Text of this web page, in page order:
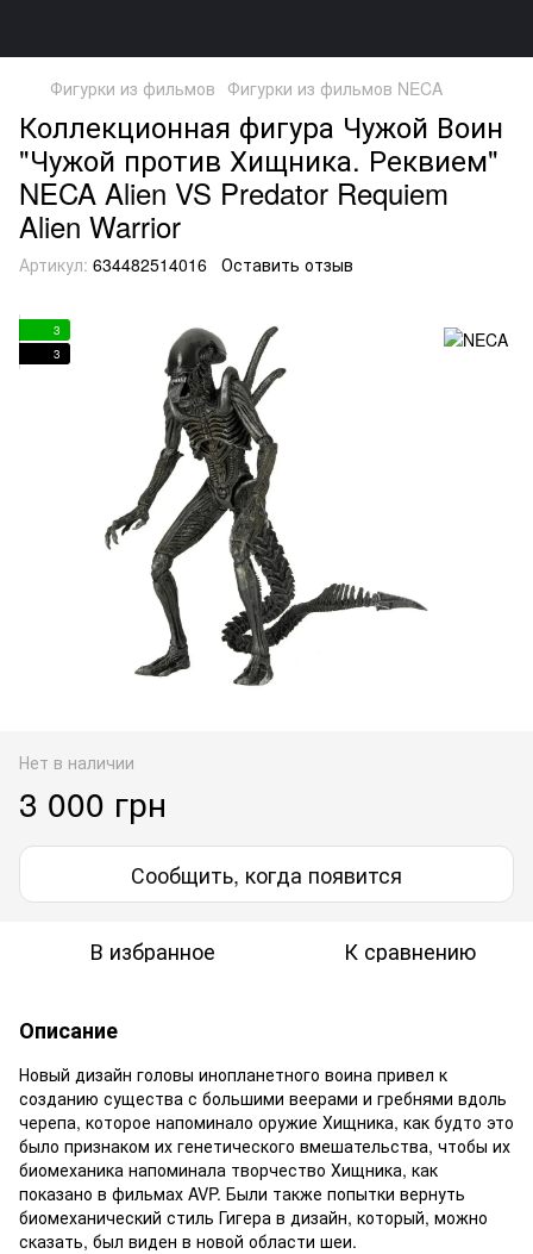
Фигурки из фильмов Фигурки из фильмов NECA
Коллекционная фигура Чужой Воин
"Чужой против Хищника. Реквием"
NECA Alien VS Predator Requiem
Alien Warrior
Артикул: 634482514016 Оставить отзыв
3
3
Нет в наличии
3 000 грн
Сообщить, когда появится
В избранное К сравнению
Описание
Новый дизайн головы инопланетного воина привел к
созданию существа с большими веерами и гребнями вдоль
черепа, которое напоминало оружие Хищника, как будто это
было признаком их генетического вмешательства, чтобы их
биомеханика напоминала творчество Хищника, как
показано в фильмах AVP. Были также попытки вернуть
биомеханический стиль Гигера в дизайн, который, можно
сказать, был виден в новой области шеи.